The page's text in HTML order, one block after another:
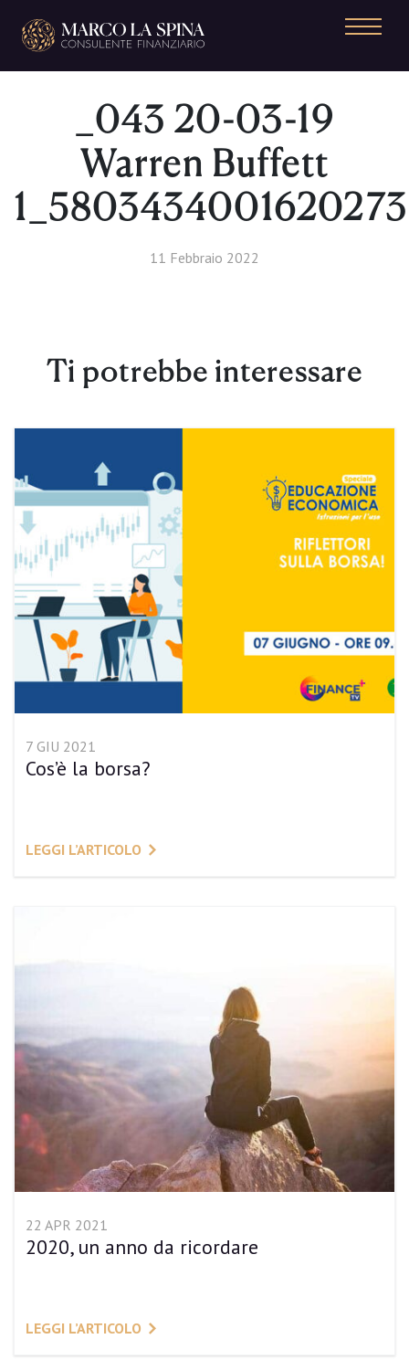
Navigazione principale
_043 20-03-19
Warren Buffett
11 Febbraio 2022
Ti potrebbe interessare
7 GIU 2021
Cos’è la borsa?
LEGGI L’ARTICOLO
22 APR 2021
2020, un anno da ricordare
LEGGI L’ARTICOLO